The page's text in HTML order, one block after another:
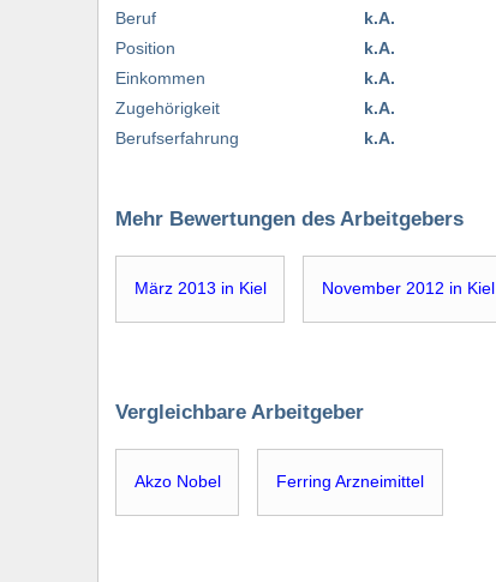
Beruf
Position
Einkommen
Zugehörigkeit
Berufserfahrung
k.A.
k.A.
k.A.
k.A.
k.A.
Mehr Bewertungen des Arbeitgebers
März 2013 in Kiel November 2012 in Kiel
Vergleichbare Arbeitgeber
Akzo Nobel Ferring Arzneimittel